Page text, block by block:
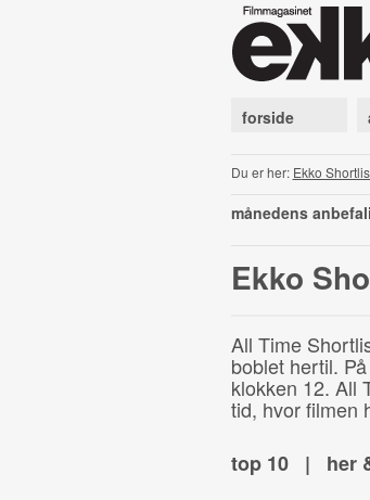
forside
Du er her: Ekko
månedens
Ekko
All Time
boblet hertil.
klokken 12. All
tid, hvor filmen
top 10
| her